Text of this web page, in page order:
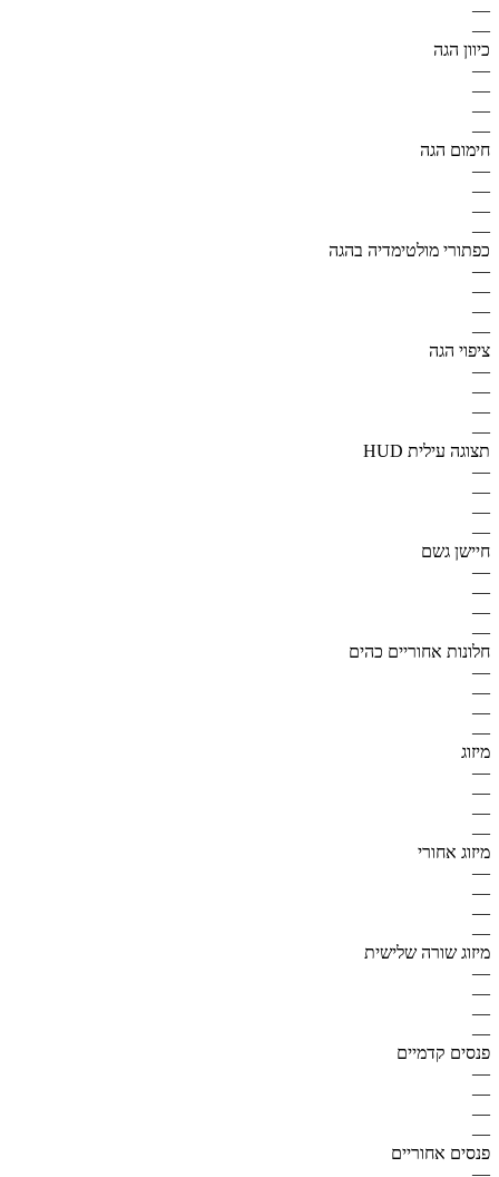
—
—
כיוון הגה
—
—
—
—
חימום הגה
—
—
—
—
כפתורי מולטימדיה בהגה
—
—
—
—
ציפוי הגה
—
—
—
—
תצוגה עילית HUD
—
—
—
—
חיישן גשם
—
—
—
—
חלונות אחוריים כהים
—
—
—
—
מיזוג
—
—
—
—
מיזוג אחורי
—
—
—
—
מיזוג שורה שלישית
—
—
—
—
פנסים קדמיים
—
—
—
—
פנסים אחוריים
—